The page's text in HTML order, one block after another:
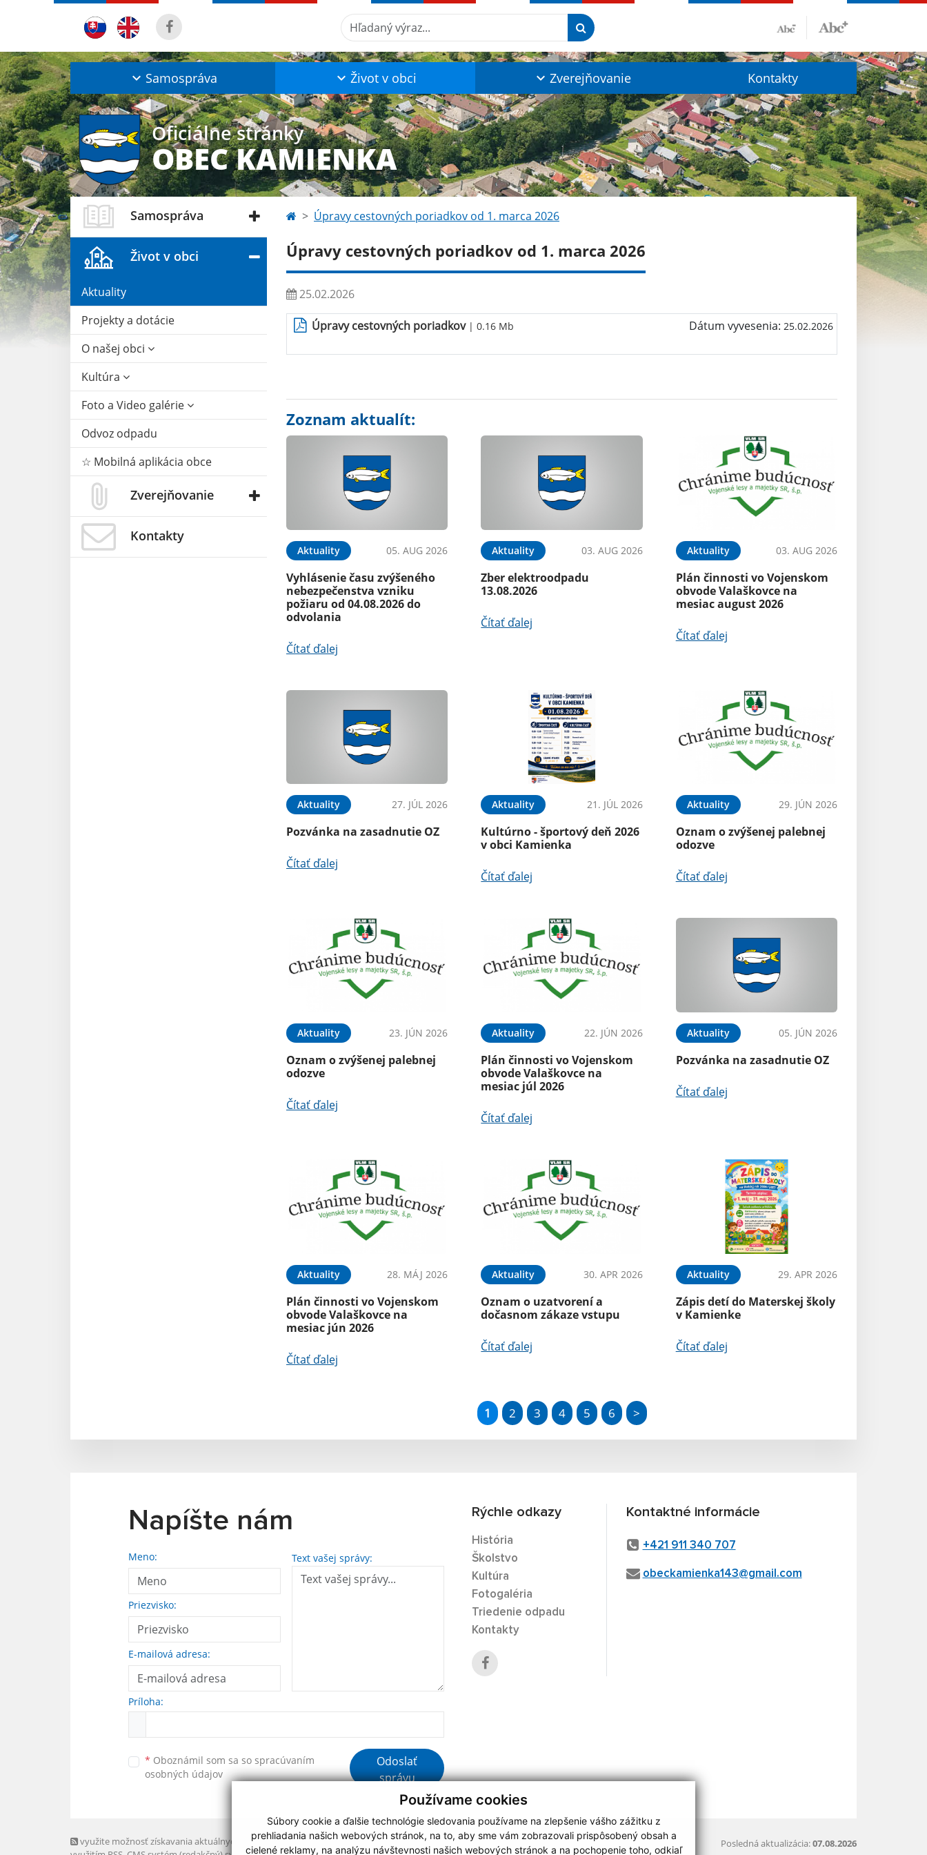
Používame cookies
Súbory cookie a ďalšie technológie sledovania používame na zlepšenie vášho zážitku z
prehliadania našich webových stránok, na to, aby sme vám zobrazovali prispôsobený obsah a
cielené reklamy, na analýzu návštevnosti našich webových stránok a na pochopenie toho, odkiaľ
Hľadaný výraz...
Samospráva Život v obci Zverejňovanie Kontakty
Oficiálne stránky
OBEC KAMIENKA
Samospráva
Život v obci
Aktuality
Projekty a dotácie
O našej obci
Kultúra
Foto a Video galérie
Odvoz odpadu
☆ Mobilná aplikácia obce
Zverejňovanie
Kontakty
Úpravy cestovných poriadkov od 1. marca 2026
Úpravy cestovných poriadkov od 1. marca 2026
25.02.2026
Úpravy cestovných poriadkov | 0.16 Mb Dátum vyvesenia: 25.02.2026
Zoznam aktualít:
Aktuality 05. AUG 2026
Vyhlásenie času zvýšeného
nebezpečenstva vzniku
požiaru od 04.08.2026 do
odvolania
Čítať ďalej
Aktuality 03. AUG 2026
Zber elektroodpadu
13.08.2026
Čítať ďalej
Aktuality 03. AUG 2026
Plán činnosti vo Vojenskom
obvode Valaškovce na
mesiac august 2026
Čítať ďalej
Aktuality 27. JÚL 2026
Pozvánka na zasadnutie OZ
Čítať ďalej
Aktuality 21. JÚL 2026
Kultúrno - športový deň 2026
v obci Kamienka
Čítať ďalej
Aktuality 29. JÚN 2026
Oznam o zvýšenej palebnej
odozve
Čítať ďalej
Aktuality 23. JÚN 2026
Oznam o zvýšenej palebnej
odozve
Čítať ďalej
Aktuality 22. JÚN 2026
Plán činnosti vo Vojenskom
obvode Valaškovce na
mesiac júl 2026
Čítať ďalej
Aktuality 05. JÚN 2026
Pozvánka na zasadnutie OZ
Čítať ďalej
Aktuality 28. MÁJ 2026
Plán činnosti vo Vojenskom
obvode Valaškovce na
mesiac jún 2026
Čítať ďalej
Aktuality 30. APR 2026
Oznam o uzatvorení a
dočasnom zákaze vstupu
Čítať ďalej
Aktuality 29. APR 2026
Zápis detí do Materskej školy
v Kamienke
Čítať ďalej
1 2 3 4 5 6 >
Napíšte nám
Meno:
Priezvisko:
E-mailová adresa:
Text vašej správy:
Príloha:
* Oboznámil som sa so spracúvaním
osobných údajov
Odoslať
správu
Rýchle odkazy
História
Školstvo
Kultúra
Fotogaléria
Triedenie odpadu
Kontakty
Kontaktné informácie
+421 911 340 707
obeckamienka143@gmail.com
využite možnosť získavania aktuálnych informácií s
Posledná aktualizácia:07.08.2026